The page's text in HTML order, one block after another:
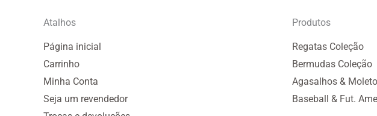
Atalhos
Página inicial
Carrinho
Minha Conta
Seja um revendedor
Produtos
Regatas Coleção
Bermudas Coleção
Agasalhos &
Baseball & Fut.